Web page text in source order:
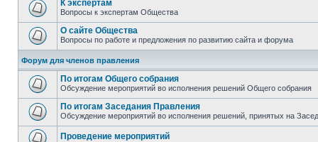
К экспертам
Вопросы к экспертам Общества
О сайте Общества
Вопросы по работе и предложения по развитию сайта и форума
Форум для членов правления
По итогам Общего собрания
Обсуждение мероприятий во исполнения решений Общего собрания
По итогам Заседания Правления
Обсуждение мероприятий во исполнения решений, принятых на
Проведение мероприятий